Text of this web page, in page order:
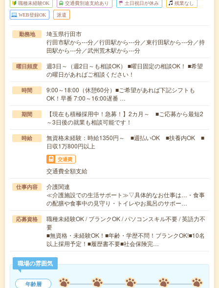
職種未経験OK 交通費別途支給あり 土日祝日が休み 残業なし
WEB登録OK 派遣
勤務地
埼玉県行田市
行田市駅から---分／行田駅から---分／東行田駅から---分／持
田駅から---分／武州荒木駅から---分
曜日頻度
週3日～（週2日～も相談OK） ■曜日固定の相談OK！ ■希望
の曜日があればご相談ください！
時間
9:00～18:00（休憩60分）■ご希望があれば下記シフトも
OK！早番 7:00～16:00遅番 …
期間
【現在も積極採用中！急募！】2カ月～ ■ご応募から最短2
～3日後の就業も相談可能です！
時給
無資格未経験：時給1350円～ ■週払いOK ■扶養内OK ■
日収1万800円以上
交通費
交通費全額支給
仕事内容
介護関連
≪介護施設での生活サポート≫▽具体的なお仕事は…・食事
の配膳や食事中の見守り・トイレやお風呂のサポー…
応募資格
職種未経験OK / ブランクOK / パソコンスキル不要 / 英語力不
要
■無資格・未経験OK！■年齢・学歴不問！ブランクOK!■10名
以上採用予定！■履歴書不要■社会保険完…
職場の雰囲気
年齢層